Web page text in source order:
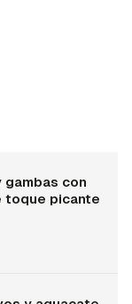
gambas con
toque picante